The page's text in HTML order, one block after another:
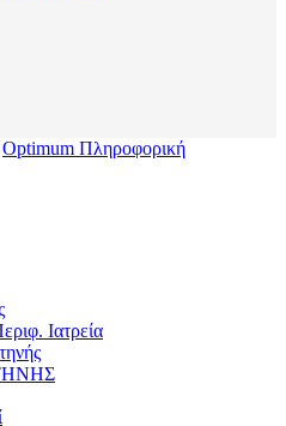
Optimum Πληροφορική
Ιατρεία